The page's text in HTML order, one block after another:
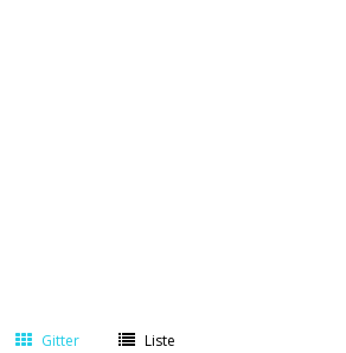
Gitter Liste